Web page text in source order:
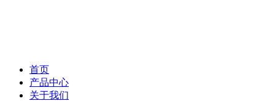
首页
产品中心
关于我们